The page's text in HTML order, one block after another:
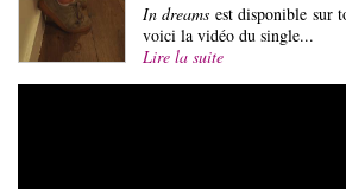
In dreams est disponible sur
voici la vidéo du single...
Lire la suite